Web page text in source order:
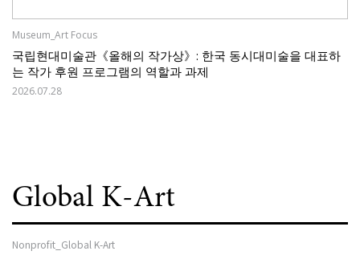
Museum_Art Focus
국립현대미술관《올해의 작가상》: 한국 동시대미술을 대표하
는 작가 후원 프로그램의 역할과 과제
2026.07.28
Global K-Art
Nonprofit_Global K-Art